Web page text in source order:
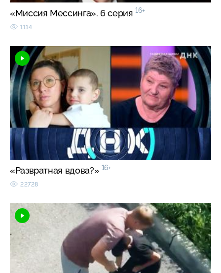
«Миссия Мессинга». 6 серия 16+
1114
«Развратная вдова?» 16+
22728